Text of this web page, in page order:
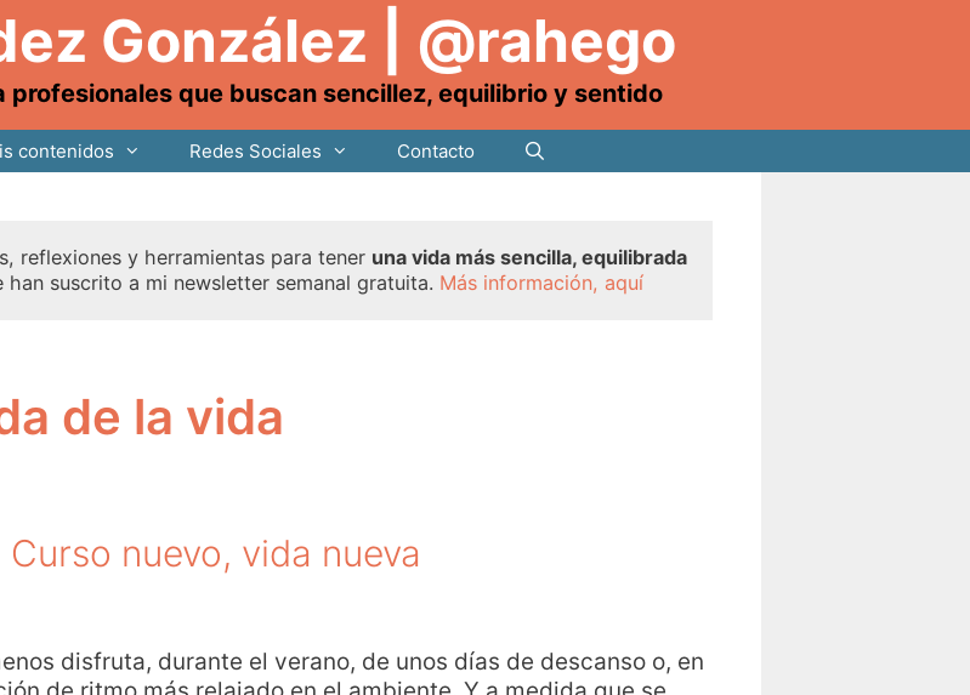
González | @rahego
que buscan sencillez, equilibrio y sentido
contenidos Redes Sociales Contacto
reflexiones y herramientas para tener una vida más sencilla, equilibrada
han suscrito a mi newsletter semanal gratuita. Más información, aquí
de la vida
nuevo, vida nueva
disfruta, durante el verano, de unos días de descanso o, en